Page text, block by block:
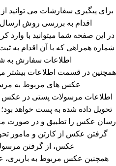
برای پیگیری سفارشات می توانید از
اقدام به بررسی روش ارسال
در این صفحه شما میتوانید با
شماره همراهی که با آن اقدام به
اطلاعات سفارش به
همچنین در قسمت اطلاعات بیشتر
عکس های مربوط به
اطلاعات مرسولات پستی در عکس
تحویل داده شده به پست خواهد
رسان عکس را تطبیق و در صورت
گرفتن عکس از کارتن و مامور
عکس، از گرفتن
همچنین عکس مربوط به باربری،